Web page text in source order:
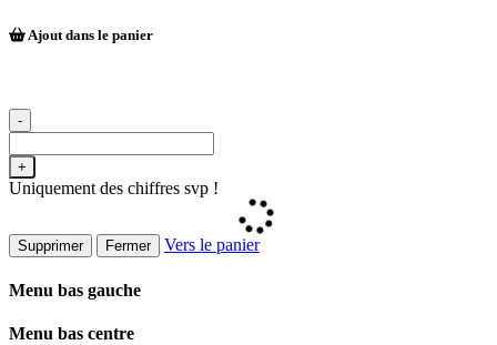
Ajout dans le panier
-
+
Uniquement des chiffres svp !
Supprimer Fermer Vers le panier
Menu bas gauche
Menu bas centre